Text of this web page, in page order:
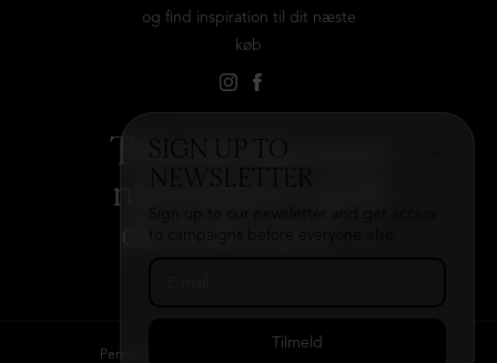
SIGN UP TO
og find inspiration til dit næste
køb
Tilmeld dig vores
nyhedsbrev og få
Persondatapolitik